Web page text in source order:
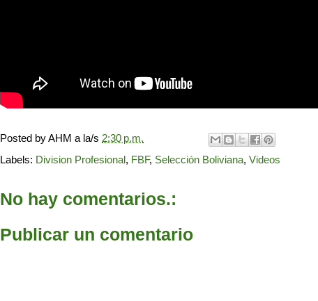
Posted byAHM a la/s 2:30 p.m.
Labels: Division Profesional, FBF, Selección Boliviana, Videos
No hay comentarios.:
Publicar un comentario